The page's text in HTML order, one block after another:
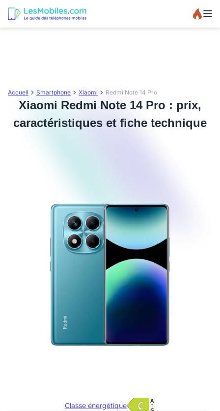
Accueil Smartphone Xiaomi Redmi Note 14 Pro
Xiaomi Redmi Note 14 Pro : prix,
caractéristiques et fiche technique
Classe énergétique